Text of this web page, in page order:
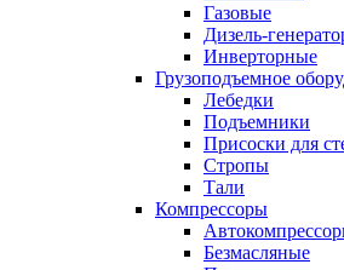
Газовые
Дизель-
Инверторные
Грузоподъемное
Лебедки
Подъемники
Присоски для
Стропы
Тали
Компрессоры
Безмасляные